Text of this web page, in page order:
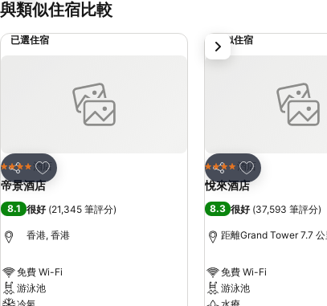
與類似住宿比較
已選住宿
分享
放到收藏夾
4 星級 酒店
帝景酒店
8.1 很好 (21,345 筆評分)
香港, 香港
免費 Wi-Fi
游泳池
類似住宿
分享
放到收藏夾
4 星級 酒店
悅來酒店
8.3 很好 (37,593 筆評分)
距離Grand Tower 7.7 公
免費 Wi-Fi
游泳池
下一步